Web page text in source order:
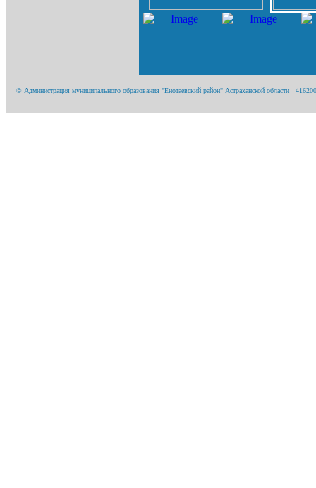
© Администрация муниципального образования "Енотаевский район" Астраханской области